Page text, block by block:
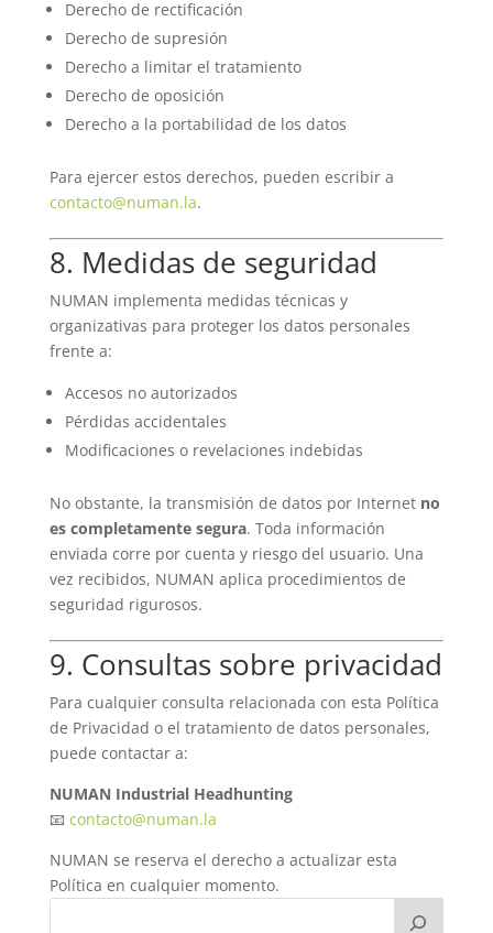
Derecho de rectificación
Derecho de supresión
Derecho a limitar el tratamiento
Derecho de oposición
Derecho a la portabilidad de los datos
Para ejercer estos derechos, pueden escribir a
contacto@numan.la.
8. Medidas de seguridad
NUMAN implementa medidas técnicas y
organizativas para proteger los datos personales
frente a:
Accesos no autorizados
Pérdidas accidentales
Modificaciones o revelaciones indebidas
No obstante, la transmisión de datos por Internet no
es completamente segura. Toda información
enviada corre por cuenta y riesgo del usuario. Una
vez recibidos, NUMAN aplica procedimientos de
seguridad rigurosos.
9. Consultas sobre privacidad
Para cualquier consulta relacionada con esta Política
de Privacidad o el tratamiento de datos personales,
puede contactar a:
NUMAN Industrial Headhunting
📧 contacto@numan.la
NUMAN se reserva el derecho a actualizar esta
Política en cualquier momento.